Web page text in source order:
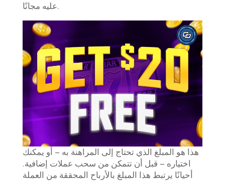
عليه مجانًا.
هذا هو المبلغ الذي تحتاج إلى المراهنة به – أو يمكنك
اختياره – قبل أن تتمكن من سحب عملات إضافية.
أحيانًا يرتبط هذا المبلغ بالأرباح المحققة من العملة